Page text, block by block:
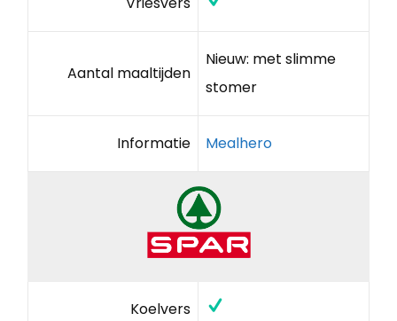
Aantal maaltijden
Nieuw: met slimme
stomer
Informatie Mealhero
Koelvers